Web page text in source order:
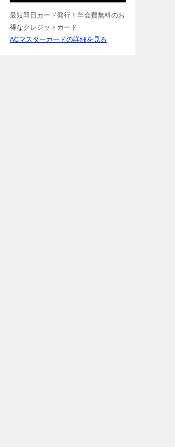
最短即日カード発行！年会費無料のお
得なクレジットカード
ACマスターカードの詳細を見る